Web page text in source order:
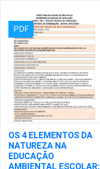
PDF
OS 4 ELEMENTOS DA
NATUREZA NA
EDUCAÇÃO
AMBIENTAL ESCOLAR: